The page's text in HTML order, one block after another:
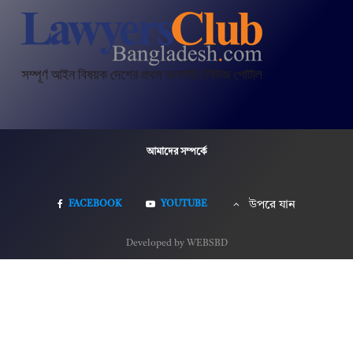
আমাদের সম্পর্কে
FACEBOOK YOUTUBE উপরে যান
Developed by WEBSBD